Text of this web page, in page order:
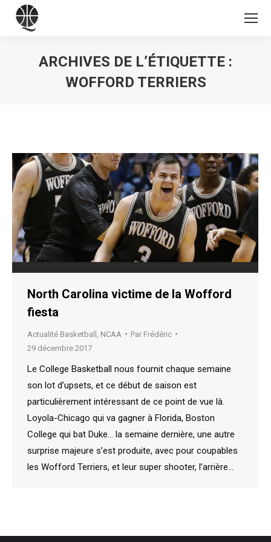
ARCHIVES DE L’ÉTIQUETTE :
WOFFORD TERRIERS
North Carolina victime de la Wofford
fiesta
Actualité Basketball NCAA Par Frédéric
29 décembre 2017
Le College Basketball nous fournit chaque semaine
son lot d’upsets, et ce début de saison est
particulièrement intéressant de ce point de vue là.
Loyola-Chicago qui va gagner à Florida, Boston
College qui bat Duke… la semaine dernière, une autre
surprise majeure s’est produite, avec pour coupables
les Wofford Terriers, et leur super shooter, l’arrière…